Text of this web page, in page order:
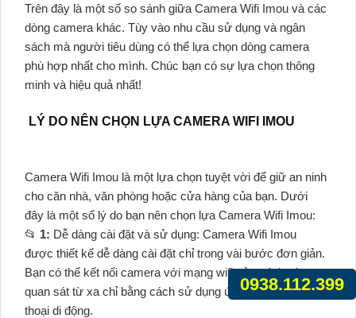
Trên đây là một số so sánh giữa Camera Wifi Imou và các
dòng camera khác. Tùy vào nhu cầu sử dụng và ngân
sách mà người tiêu dùng có thể lựa chọn dòng camera
phù hợp nhất cho mình. Chúc bạn có sự lựa chọn thông
minh và hiệu quả nhất!
LÝ DO NÊN CHỌN LỰA CAMERA WIFI IMOU
Camera Wifi Imou là một lựa chọn tuyệt vời để giữ an ninh
cho căn nhà, văn phòng hoặc cửa hàng của bạn. Dưới
đây là một số lý do bạn nên chọn lựa Camera Wifi Imou:
📂 1: Dễ dàng cài đặt và sử dụng: Camera Wifi Imou
được thiết kế dễ dàng cài đặt chỉ trong vài bước đơn giản.
Bạn có thể kết nối camera với mạng wifi của mình và
quan sát từ xa chỉ bằng cách sử dụng ứng dụng trên điện
thoại di động.
0938.112.399